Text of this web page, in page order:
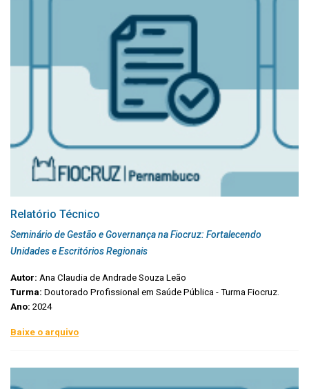
Relatório Técnico
Seminário de Gestão e Governança na Fiocruz: Fortalecendo
Unidades e Escritórios Regionais
Autor: Ana Claudia de Andrade Souza Leão
Turma: Doutorado Profissional em Saúde Pública - Turma Fiocruz.
Ano: 2024
Baixe o arquivo